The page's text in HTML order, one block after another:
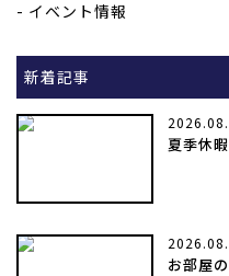
イベント情報
新着記事
夏季休
お部屋